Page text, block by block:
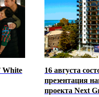
White
16 августа
презентация
проекта Next